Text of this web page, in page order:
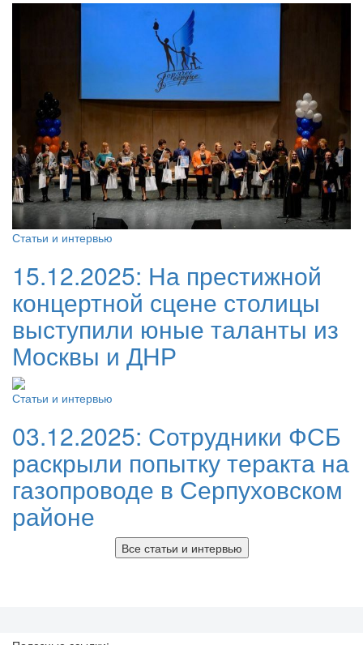
Статьи и интервью
15.12.2025: На престижной
концертной сцене столицы
выступили юные таланты из
Москвы и ДНР
Статьи и интервью
03.12.2025: Сотрудники ФСБ
раскрыли попытку теракта на
газопроводе в Серпуховском
районе
Все статьи и интервью